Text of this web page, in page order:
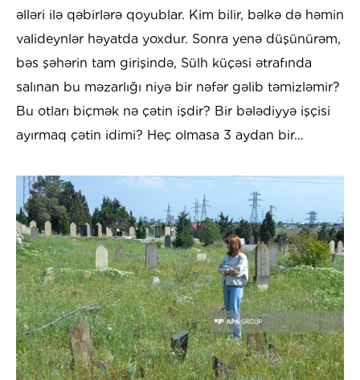
əlləri ilə qəbirlərə qoyublar. Kim bilir, bəlkə də həmin
valideynlər həyatda yoxdur. Sonra yenə düşünürəm,
bəs şəhərin tam girişində, Sülh küçəsi ətrafında
salınan bu məzarlığı niyə bir nəfər gəlib təmizləmir?
Bu otları biçmək nə çətin işdir? Bir bələdiyyə işçisi
ayırmaq çətin idimi? Heç olmasa 3 aydan bir…